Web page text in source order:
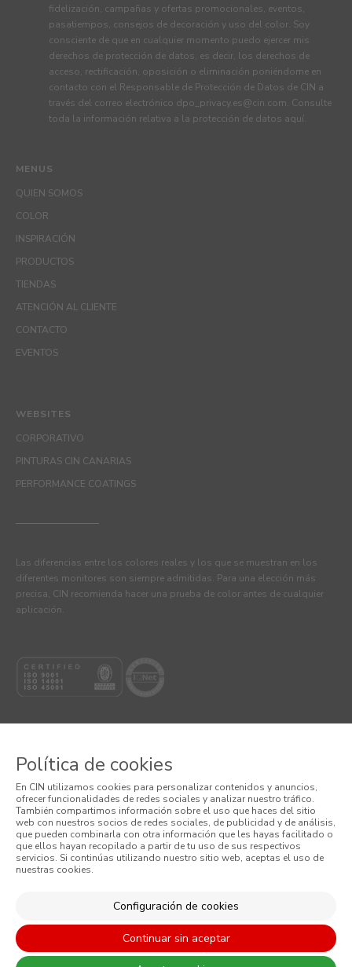
MENUS
QUIEN SOMOS
COLOR
INSPIRACIÓN
PRODUCTOS
TIENDAS
ATENCIÓN AL CLIENTE
CONTACTO
EVENTOS
fidelización, campañas y ofertas promocionales, eventos,
pasatiempos, consejos de decoración y uso del color. Soy
consciente de que en cualquier momento puedo ejercer mis
derechos de protección de datos, es decir, los derechos de
acceso, rectificación, oposición o eliminación poniéndome en
contacto con el Responsable de Protección de Datos de CIN a
través del correo electrónico dpo_privacy.es@cin.com. Consulte
toda la información relativa a la protección de datos aquí.
WEBSITES
CORPORATIVO
PINTURAS CIN CANARIAS
PERFORMANCE COATINGS
Las diferencias entre los colores reales y los que se muestran en los
diferentes monitores son siempre admitidas. Para una elección más
precisa, CIN recomienda hacer una prueba de color antes de cualquier
aplicación.
Términos y Condiciones
Política de Privacidad
Política de Cookies
Condiciones Generales de Venta
Política de cookies
En CIN utilizamos cookies para personalizar contenidos y anuncios,
ofrecer funcionalidades de redes sociales y analizar nuestro tráfico.
También compartimos información sobre el uso que haces del sitio
web con nuestros socios de redes sociales, de publicidad y de análisis,
que pueden combinarla con otra información que les hayas facilitado o
que ellos hayan recopilado a partir de tu uso de sus respectivos
servicios. Si continúas utilizando nuestro sitio web, aceptas el uso de
nuestras cookies.
Configuración de cookies
Continuar sin aceptar